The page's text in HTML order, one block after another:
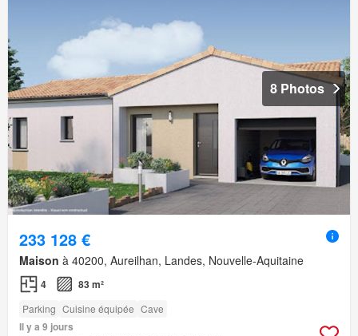
8 Photos
233 128 €
Maison à 40200, Aureilhan, Landes, Nouvelle-Aquitaine
4 83 m²
Parking Cuisine équipée Cave
Il y a 9 jours